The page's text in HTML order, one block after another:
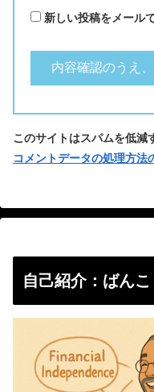
新しい投稿をメール
このサイトはスパムを低減
コメントデータの処理方法
自己紹介：ばんこ